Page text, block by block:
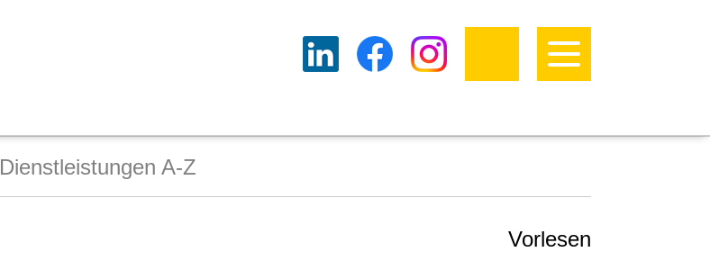
Dienstleistungen A-Z
Vorlesen